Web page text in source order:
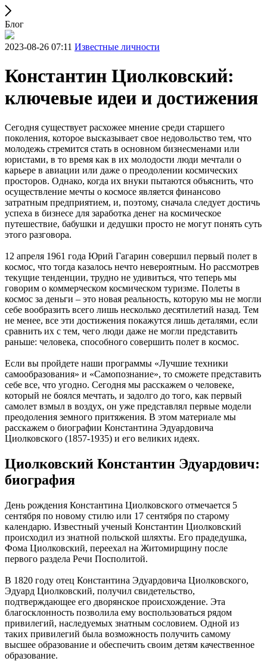
Блог
2023-08-26 07:11 Известные личности
Константин Циолковский:
ключевые идеи и достижения
Сегодня существует расхожее мнение среди старшего
поколения, которое высказывает свое недовольство тем, что
молодежь стремится стать в основном бизнесменами или
юристами, в то время как в их молодости люди мечтали о
карьере в авиации или даже о преодолении космических
просторов. Однако, когда их внуки пытаются объяснить, что
осуществление мечты о космосе является финансово
затратным предприятием, и, поэтому, сначала следует достичь
успеха в бизнесе для заработка денег на космическое
путешествие, бабушки и дедушки просто не могут понять суть
этого разговора.
12 апреля 1961 года Юрий Гагарин совершил первый полет в
космос, что тогда казалось нечто невероятным. Но рассмотрев
текущие тенденции, трудно не удивиться, что теперь мы
говорим о коммерческом космическом туризме. Полеты в
космос за деньги – это новая реальность, которую мы не могли
себе вообразить всего лишь несколько десятилетий назад. Тем
не менее, все эти достижения покажутся лишь деталями, если
сравнить их с тем, чего люди даже не могли представить
раньше: человека, способного совершить полет в космос.
Если вы пройдете наши программы «Лучшие техники
самообразования» и «Самопознание», то сможете представить
себе все, что угодно. Сегодня мы расскажем о человеке,
который не боялся мечтать, и задолго до того, как первый
самолет взмыл в воздух, он уже представлял первые модели
преодоления земного притяжения. В этом материале мы
расскажем о биографии Константина Эдуардовича
Циолковского (1857-1935) и его великих идеях.
Циолковский Константин Эдуардович:
биография
День рождения Константина Циолковского отмечается 5
сентября по новому стилю или 17 сентября по старому
календарю. Известный ученый Константин Циолковский
происходил из знатной польской шляхты. Его прадедушка,
Фома Циолковский, переехал на Житомирщину после
первого раздела Речи Посполитой.
В 1820 году отец Константина Эдуардовича Циолковского,
Эдуард Циолковский, получил свидетельство,
подтверждающее его дворянское происхождение. Эта
благосклонность позволила ему воспользоваться рядом
привилегий, наследуемых знатным сословием. Одной из
таких привилегий была возможность получить самому
высшее образование и обеспечить своим детям качественное
образование.